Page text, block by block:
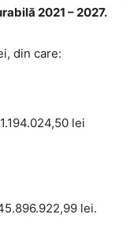
2021 – 2027.
din care:
lei
lei.